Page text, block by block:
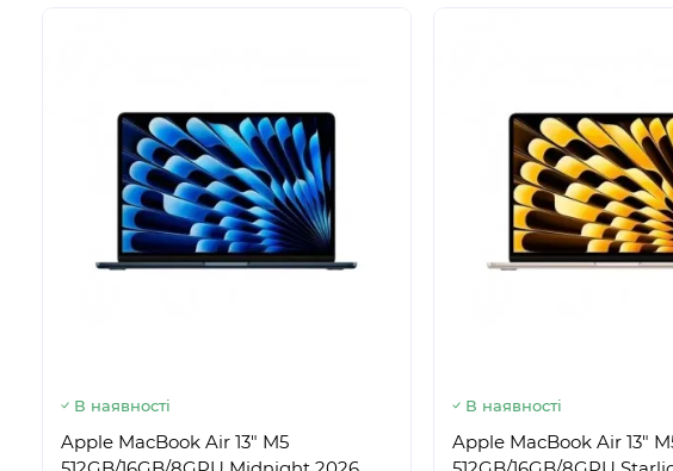
В наявності
Apple MacBook Air 13" M5
В наявності
Apple MacBook Air 13"